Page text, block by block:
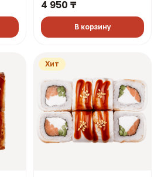
4 950 ₸
В корзину
Хит